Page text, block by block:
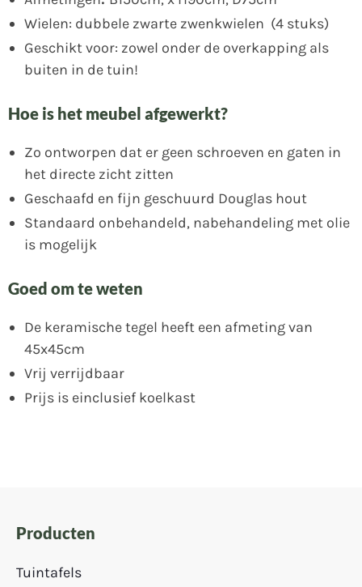
Wielen: dubbele zwarte zwenkwielen (4 stuks)
Geschikt voor: zowel onder de overkapping als
buiten in de tuin!
Hoe is het meubel afgewerkt?
Zo ontworpen dat er geen schroeven en gaten in
het directe zicht zitten
Geschaafd en fijn geschuurd Douglas hout
Standaard onbehandeld, nabehandeling met olie
is mogelijk
Goed om te weten
De keramische tegel heeft een afmeting van
45x45cm
Vrij verrijdbaar
Prijs is einclusief koelkast
Producten
Tuintafels